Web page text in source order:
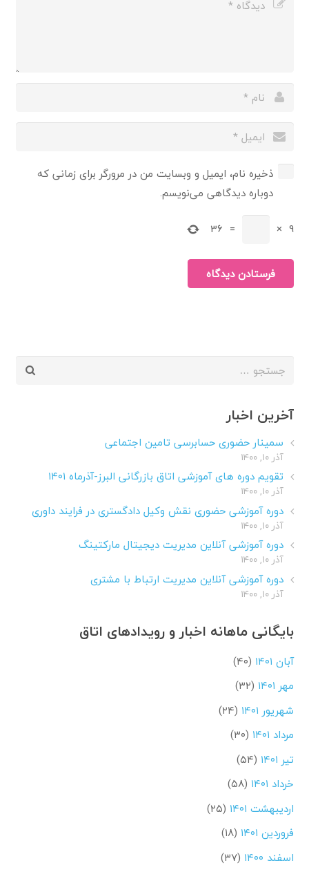
ذخیره نام، ایمیل و وبسایت من در مرورگر برای زمانی که
دوباره دیدگاهی می‌نویسم.
9
×
=
36
فرستادن دیدگاه
جستجو
آخرین اخبار
سمینار حضوری حسابرسی تامین اجتماعی
آذر ۱۰, ۱۴۰۰
تقویم دوره های آموزشی اتاق بازرگانی البرز-آذرماه ۱۴۰۱
آذر ۱۰, ۱۴۰۰
دوره آموزشی حضوری نقش وکیل دادگستری در فرایند داوری
آذر ۱۰, ۱۴۰۰
دوره آموزشی آنلاین مدیریت دیجیتال مارکتینگ
آذر ۱۰, ۱۴۰۰
دوره آموزشی آنلاین مدیریت ارتباط با مشتری
آذر ۱۰, ۱۴۰۰
بایگانی ماهانه اخبار و رویدادهای اتاق
آبان ۱۴۰۱
(۴۰)
مهر ۱۴۰۱
(۳۲)
شهریور ۱۴۰۱
(۲۴)
مرداد ۱۴۰۱
(۳۰)
تیر ۱۴۰۱
(۵۴)
خرداد ۱۴۰۱
(۵۸)
اردیبهشت ۱۴۰۱
(۲۵)
فروردین ۱۴۰۱
(۱۸)
اسفند ۱۴۰۰
(۳۷)